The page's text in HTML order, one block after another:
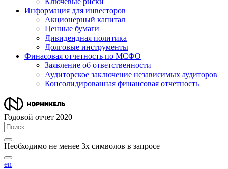
Информация для инвесторов
Акционерный капитал
Ценные бумаги
Дивидендная политика
Долговые инструменты
Финасовая отчетность по МСФО
Заявление об ответственности
Аудиторское заключение независимых аудиторов
Консолидированная финансовая отчетность
Годовой отчет 2020
Необходимо не менее 3х символов в запросе
en